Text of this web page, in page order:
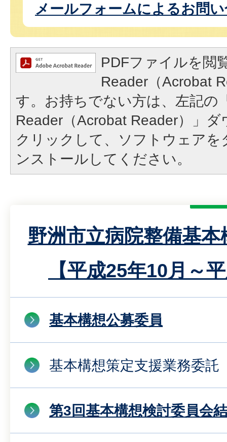
メールフォームによるお問
PDFファイルを閲
Reader（Acrobat
す。お持ちでない方は、左記の
Reader（Acrobat Reader）」
クリックして、ソフトウェア
ンストールしてください。
野洲市立病院整備基
【平成25年10月～
基本構想公募委員
基本構想策定支援業務委託
第3回基本構想検討委員会